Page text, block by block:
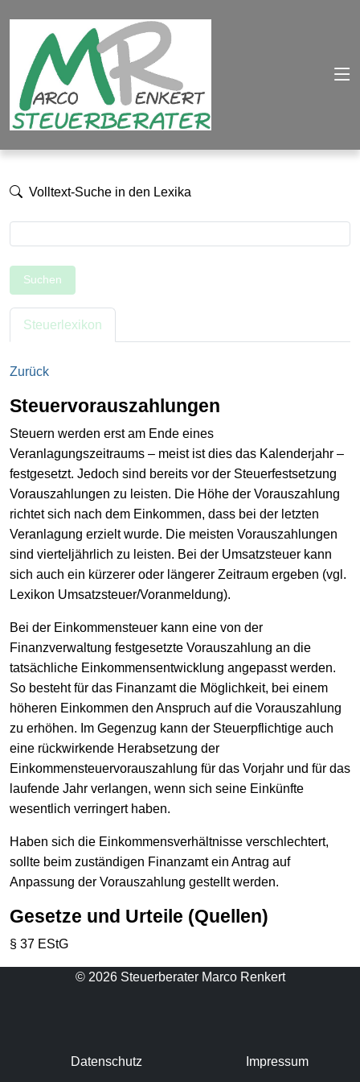
Volltext-Suche in den Lexika
Suchen
Steuerlexikon
Zurück
Steuervorauszahlungen
Steuern werden erst am Ende eines
Veranlagungszeitraums – meist ist dies das Kalenderjahr –
festgesetzt. Jedoch sind bereits vor der Steuerfestsetzung
Vorauszahlungen zu leisten. Die Höhe der Vorauszahlung
richtet sich nach dem Einkommen, dass bei der letzten
Veranlagung erzielt wurde. Die meisten Vorauszahlungen
sind vierteljährlich zu leisten. Bei der Umsatzsteuer kann
sich auch ein kürzerer oder längerer Zeitraum ergeben (vgl.
Lexikon Umsatzsteuer/Voranmeldung).
Bei der Einkommensteuer kann eine von der
Finanzverwaltung festgesetzte Vorauszahlung an die
tatsächliche Einkommensentwicklung angepasst werden.
So besteht für das Finanzamt die Möglichkeit, bei einem
höheren Einkommen den Anspruch auf die Vorauszahlung
zu erhöhen. Im Gegenzug kann der Steuerpflichtige auch
eine rückwirkende Herabsetzung der
Einkommensteuervorauszahlung für das Vorjahr und für das
laufende Jahr verlangen, wenn sich seine Einkünfte
wesentlich verringert haben.
Haben sich die Einkommensverhältnisse verschlechtert,
sollte beim zuständigen Finanzamt ein Antrag auf
Anpassung der Vorauszahlung gestellt werden.
Gesetze und Urteile (Quellen)
§ 37 EStG
© 2026 Steuerberater Marco Renkert
Datenschutz Impressum